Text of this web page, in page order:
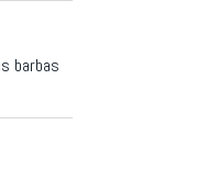
barbas